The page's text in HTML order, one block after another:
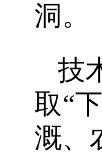
洞。
技
取“
溉、